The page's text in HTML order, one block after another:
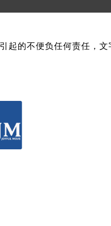
的不便负任何责任，文